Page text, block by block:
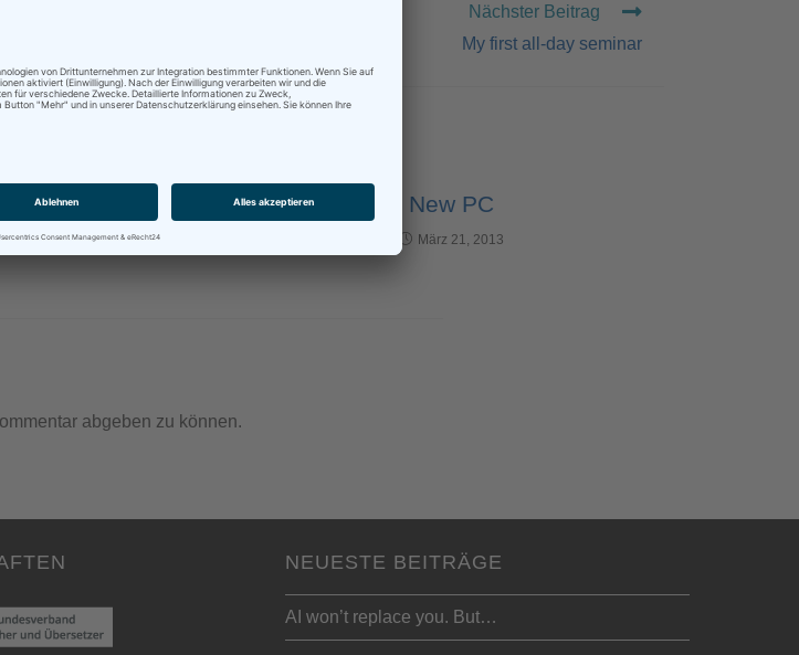
Nächster Beitrag
My first all-day seminar
und Rede Darüber
September 14, 2012
New PC
März 21, 2013
abgeben zu können.
NEUESTE BEITRÄGE
AI won’t replace you. But…